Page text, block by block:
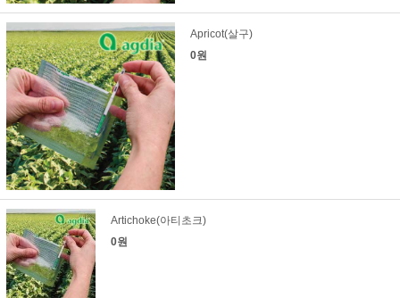
Apricot(살구)
0원
Artichoke(아티초크)
0원